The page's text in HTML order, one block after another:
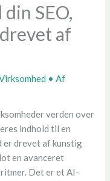
SEO,
af
• Af
verden over
indhold til en
er drevet af kunstig
en avanceret
Det er et AI-